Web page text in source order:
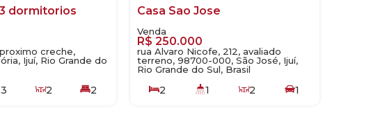
dormitorios
creche,
Ijuí, Rio Grande do
3 2
2
Casa Sao Jose
R$ 250.000
rua Alvaro Nicofe, 212, avaliado
terreno, 98700-000, São José, Ijuí,
Rio Grande do Sul, Brasil
2 1 2
1